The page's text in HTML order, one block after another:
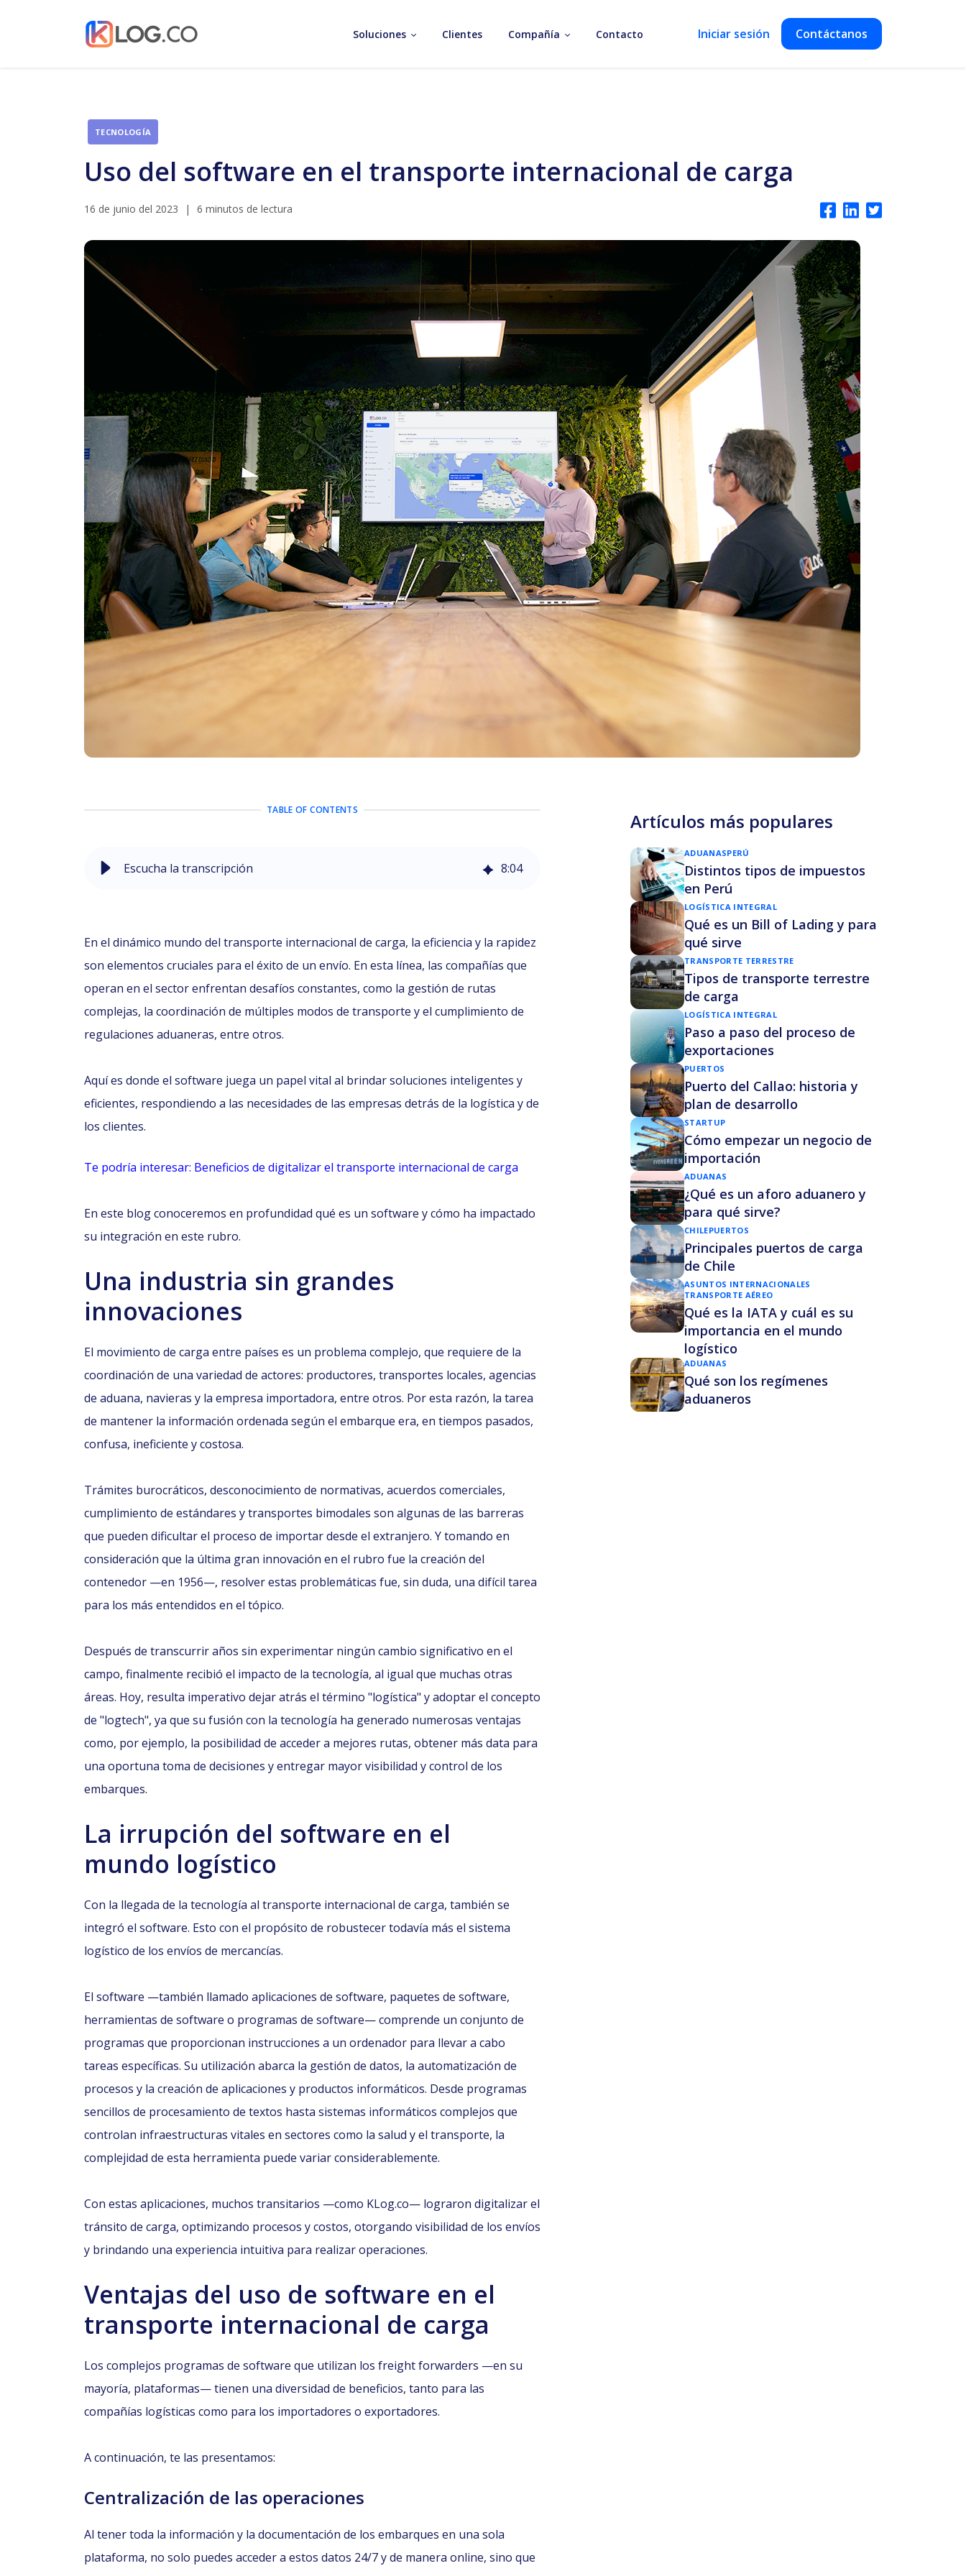
Soluciones Clientes Compañía Contacto Iniciar sesión Contáctanos
TECNOLOGÍA
Uso del software en el transporte internacional de carga
16 de junio del 2023 | 6 minutos de lectura
TABLE OF CONTENTS
Escucha la transcripción 8:04
En el dinámico mundo del transporte internacional de carga, la eficiencia y la rapidez
son elementos cruciales para el éxito de un envío. En esta línea, las compañías que
operan en el sector enfrentan desafíos constantes, como la gestión de rutas
complejas, la coordinación de múltiples modos de transporte y el cumplimiento de
regulaciones aduaneras, entre otros.
Aquí es donde el software juega un papel vital al brindar soluciones inteligentes y
eficientes, respondiendo a las necesidades de las empresas detrás de la logística y de
los clientes.
Te podría interesar: Beneficios de digitalizar el transporte internacional de carga
En este blog conoceremos en profundidad qué es un software y cómo ha impactado
su integración en este rubro.
Una industria sin grandes
innovaciones
El movimiento de carga entre países es un problema complejo, que requiere de la
coordinación de una variedad de actores: productores, transportes locales, agencias
de aduana, navieras y la empresa importadora, entre otros. Por esta razón, la tarea
de mantener la información ordenada según el embarque era, en tiempos pasados,
confusa, ineficiente y costosa.
Trámites burocráticos, desconocimiento de normativas, acuerdos comerciales,
cumplimiento de estándares y transportes bimodales son algunas de las barreras
que pueden dificultar el proceso de importar desde el extranjero. Y tomando en
consideración que la última gran innovación en el rubro fue la creación del
contenedor —en 1956—, resolver estas problemáticas fue, sin duda, una difícil tarea
para los más entendidos en el tópico.
Después de transcurrir años sin experimentar ningún cambio significativo en el
campo, finalmente recibió el impacto de la tecnología, al igual que muchas otras
áreas. Hoy, resulta imperativo dejar atrás el término "logística" y adoptar el concepto
de "logtech", ya que su fusión con la tecnología ha generado numerosas ventajas
como, por ejemplo, la posibilidad de acceder a mejores rutas, obtener más data para
una oportuna toma de decisiones y entregar mayor visibilidad y control de los
embarques.
La irrupción del software en el
mundo logístico
Con la llegada de la tecnología al transporte internacional de carga, también se
integró el software. Esto con el propósito de robustecer todavía más el sistema
logístico de los envíos de mercancías.
El software —también llamado aplicaciones de software, paquetes de software,
herramientas de software o programas de software— comprende un conjunto de
programas que proporcionan instrucciones a un ordenador para llevar a cabo
tareas específicas. Su utilización abarca la gestión de datos, la automatización de
procesos y la creación de aplicaciones y productos informáticos. Desde programas
sencillos de procesamiento de textos hasta sistemas informáticos complejos que
controlan infraestructuras vitales en sectores como la salud y el transporte, la
complejidad de esta herramienta puede variar considerablemente.
Con estas aplicaciones, muchos transitarios —como KLog.co— lograron digitalizar el
tránsito de carga, optimizando procesos y costos, otorgando visibilidad de los envíos
y brindando una experiencia intuitiva para realizar operaciones.
Ventajas del uso de software en el
transporte internacional de carga
Los complejos programas de software que utilizan los freight forwarders —en su
mayoría, plataformas— tienen una diversidad de beneficios, tanto para las
compañías logísticas como para los importadores o exportadores.
A continuación, te las presentamos:
Centralización de las operaciones
Al tener toda la información y la documentación de los embarques en una sola
plataforma, no solo puedes acceder a estos datos 24/7 y de manera online, sino que
Artículos más populares
ADUANASPERÚ
Distintos tipos de impuestos
en Perú
LOGÍSTICA INTEGRAL
Qué es un Bill of Lading y para
qué sirve
TRANSPORTE TERRESTRE
Tipos de transporte terrestre
de carga
LOGÍSTICA INTEGRAL
Paso a paso del proceso de
exportaciones
PUERTOS
Puerto del Callao: historia y
plan de desarrollo
STARTUP
Cómo empezar un negocio de
importación
ADUANAS
¿Qué es un aforo aduanero y
para qué sirve?
CHILEPUERTOS
Principales puertos de carga
de Chile
ASUNTOS INTERNACIONALES
TRANSPORTE AÉREO
Qué es la IATA y cuál es su
importancia en el mundo
logístico
ADUANAS
Qué son los regímenes
aduaneros